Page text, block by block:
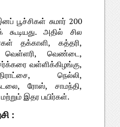
பூச்சிகள் சுமார் 200
கூடியது. அதில் சில
தக்காளி, கத்தரி,
வெள்ளரி, வெண்டை,
வள்ளிக்கிழங்கு,
நெல்லி,
ரோஸ், சாமந்தி,
இதர பயிர்கள்.
: